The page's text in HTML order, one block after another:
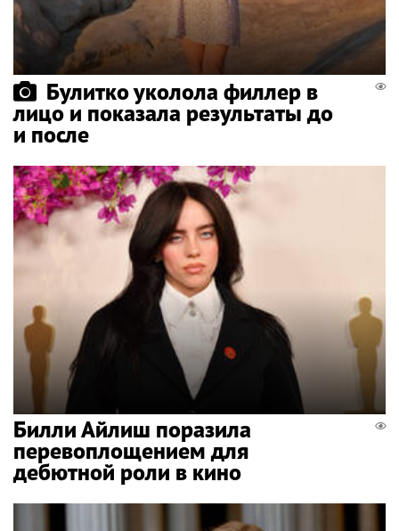
Булитко уколола филлер в
лицо и показала результаты до
и после
Билли Айлиш поразила
перевоплощением для
дебютной роли в кино